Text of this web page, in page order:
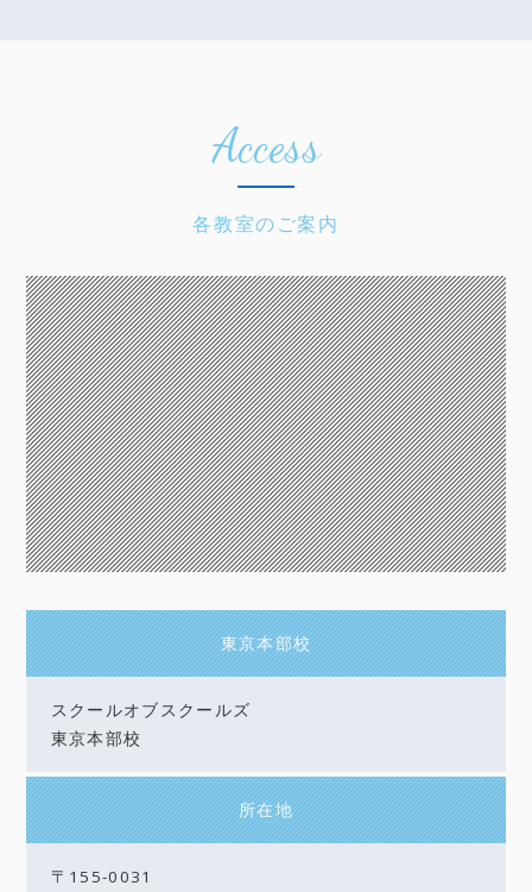
Access
各教室のご案内
東京本部校
スクールオブスクールズ
東京本部校
所在地
〒155-0031